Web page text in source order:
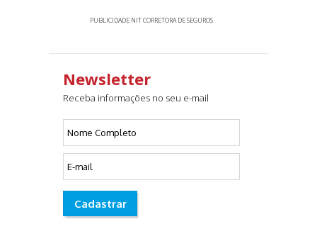
PUBLICIDADE NIT CORRETORA DE SEGUROS
Newsletter
Receba informações no seu e-mail
Cadastrar